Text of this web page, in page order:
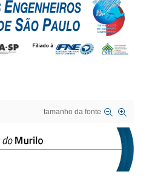
tamanho da fonte